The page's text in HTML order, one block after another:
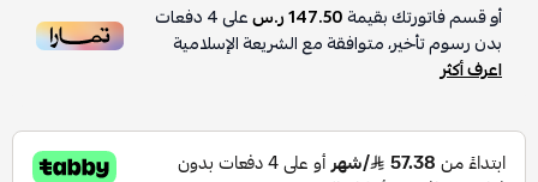
أو قسم فاتورتك بقيمة147.50 ر.س على4دفعات
بدون رسوم تأخير، متوافقة مع الشريعة الإسلامية
اعرف أكثر